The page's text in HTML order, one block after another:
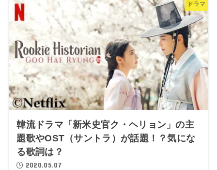
ドラマ
韓流ドラマ「新米史官ク・ヘリョン」の主
題歌やOST（サントラ）が話題！？気にな
る歌詞は？
2020.05.07